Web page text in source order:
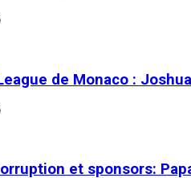
de Monaco :
et sponsors: